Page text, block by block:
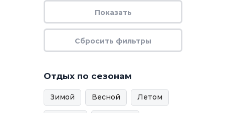
Отдых по сезонам
Зимой Весной Летом